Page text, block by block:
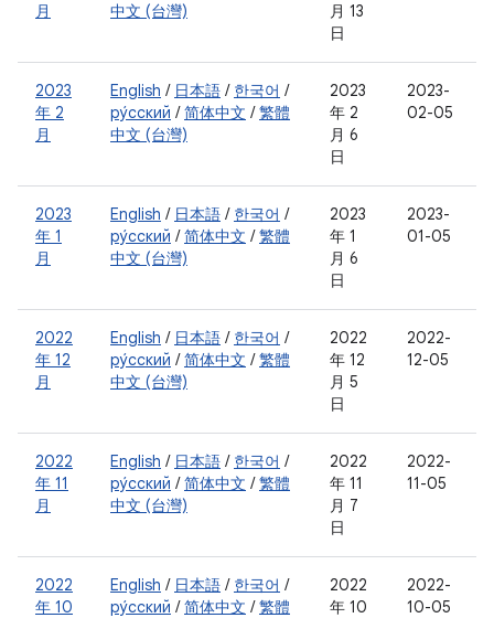
月
中文 (台灣)
月 13
日
2023
年 2
月
English / 日本語 / 한국어 /
ру́сский /简体中文 /繁體
中文 (台灣)
2023
年 2
月 6
日
2023-
02-05
2023
年 1
月
English / 日本語 / 한국어 /
ру́сский /简体中文 /繁體
中文 (台灣)
2023
年 1
月 6
日
2023-
01-05
2022
年 12
月
English / 日本語 / 한국어 /
ру́сский /简体中文 /繁體
中文 (台灣)
2022
年 12
月 5
日
2022-
12-05
2022
年 11
月
English / 日本語 / 한국어 /
ру́сский /简体中文 /繁體
中文 (台灣)
2022
年 11
月 7
日
2022-
11-05
2022
年 10
English / 日本語 / 한국어 /
ру́сский /简体中文 /繁體
2022
年 10
2022-
10-05